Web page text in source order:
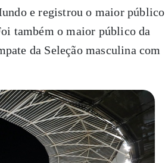
e registrou o maior público
também o maior público da
da Seleção masculina com